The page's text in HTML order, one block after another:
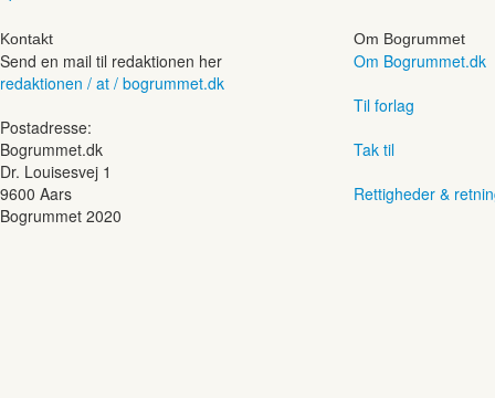
Kontakt
Send en mail til redaktionen her
redaktionen / at / bogrummet.dk
Postadresse:
Bogrummet.dk
Dr. Louisesvej 1
9600 Aars
Om Bogrummet
Om Bogrummet.dk
Til forlag
Tak til
Rettigheder &
Bogrummet 2020